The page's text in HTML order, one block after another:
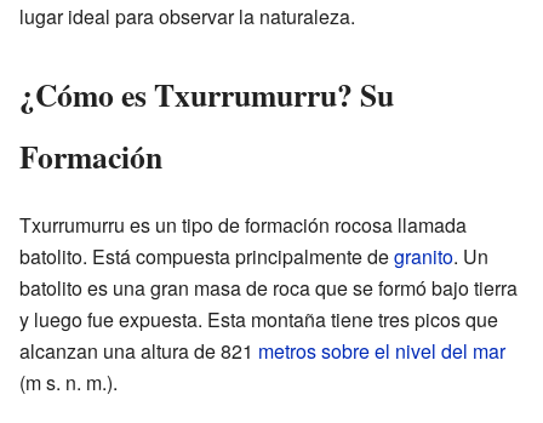
lugar ideal para observar la naturaleza.
¿Cómo es Txurrumurru? Su
Formación
Txurrumurru es un tipo de formación rocosa llamada
batolito. Está compuesta principalmente degranito. Un
batolito es una gran masa de roca que se formó bajo tierra
y luego fue expuesta. Esta montaña tiene tres picos que
alcanzan una altura de 821 metros sobre el nivel del mar
(m s. n. m.).